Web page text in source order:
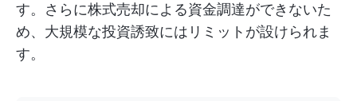
す。さらに株式売却による資金調達ができないた
め、大規模な投資誘致にはリミットが設けられま
す。